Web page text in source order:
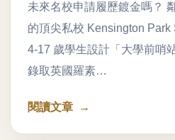
未來名校申請履歷鍍金嗎？
的頂尖私校 Kensington
4-17 歲學生設計「大學前哨
錄取英國羅素…
閱讀文章